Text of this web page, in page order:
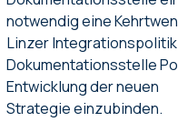
notwendig eine
Linzer
Dokumentationsstelle
Entwicklung der neuen
Strategie einzubinden.